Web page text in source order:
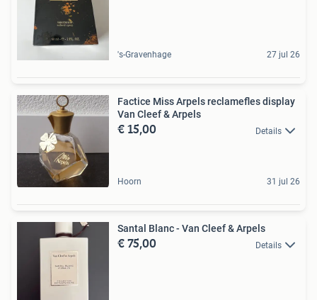
's-Gravenhage 27 jul 26
Factice Miss Arpels reclamefles display
Van Cleef & Arpels
€ 15,00 Details
Hoorn 31 jul 26
Santal Blanc - Van Cleef & Arpels
€ 75,00 Details